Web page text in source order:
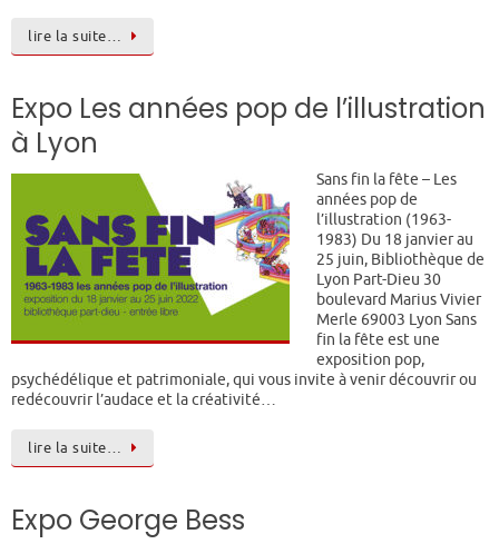
lire la suite…
Expo Les années pop de l’illustration
à Lyon
Sans fin la fête – Les
années pop de
l’illustration (1963-
1983) Du 18 janvier au
25 juin, Bibliothèque de
Lyon Part-Dieu 30
boulevard Marius Vivier
Merle 69003 Lyon Sans
fin la fête est une
exposition pop,
psychédélique et patrimoniale, qui vous invite à venir découvrir ou
redécouvrir l’audace et la créativité…
lire la suite…
Expo George Bess